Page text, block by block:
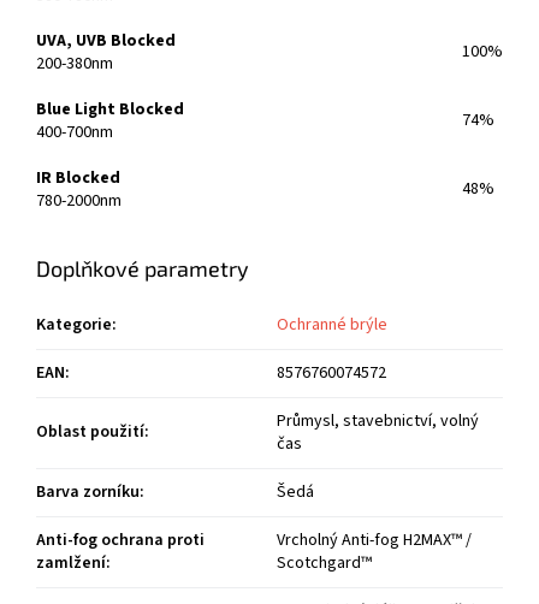
UVA, UVB Blocked
200-380nm
100%
Blue Light Blocked
400-700nm
74%
IR Blocked
780-2000nm
48%
Doplňkové parametry
Kategorie:
Ochranné brýle
EAN: 8576760074572
Oblast použití:
Průmysl, stavebnictví, volný
čas
Barva zorníku:
Šedá
Anti-fog ochrana proti
zamlžení:
Vrcholný Anti-fog H2MAX™ /
Scotchgard™